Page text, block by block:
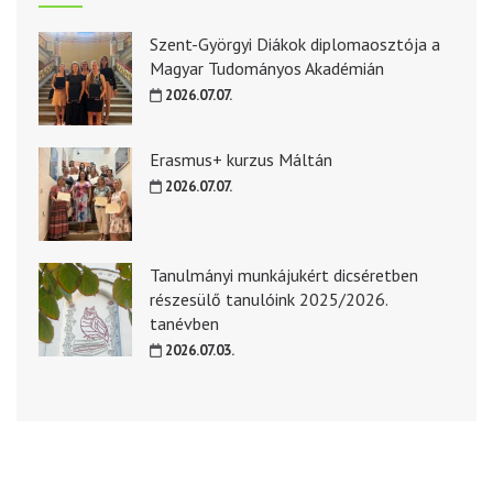
Szent-Györgyi Diákok diplomaosztója a
Magyar Tudományos Akadémián
2026.07.07.
Erasmus+ kurzus Máltán
2026.07.07.
Tanulmányi munkájukért dicséretben
részesülő tanulóink 2025/2026.
tanévben
2026.07.03.